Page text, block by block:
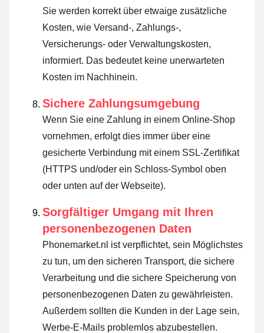
Sie werden korrekt über etwaige zusätzliche
Kosten, wie Versand-, Zahlungs-,
Versicherungs- oder Verwaltungskosten,
informiert. Das bedeutet keine unerwarteten
Kosten im Nachhinein.
Sichere Zahlungsumgebung
Wenn Sie eine Zahlung in einem Online-Shop
vornehmen, erfolgt dies immer über eine
gesicherte Verbindung mit einem SSL-Zertifikat
(HTTPS und/oder ein Schloss-Symbol oben
oder unten auf der Webseite).
Sorgfältiger Umgang mit Ihren
personenbezogenen Daten
Phonemarket.nl ist verpflichtet, sein Möglichstes
zu tun, um den sicheren Transport, die sichere
Verarbeitung und die sichere Speicherung von
personenbezogenen Daten zu gewährleisten.
Außerdem sollten die Kunden in der Lage sein,
Werbe-E-Mails problemlos abzubestellen.